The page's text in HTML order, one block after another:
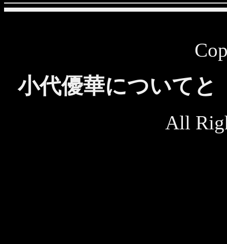
小代優華についてと
All